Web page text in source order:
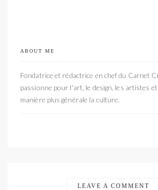
ABOUT ME
Fondatrice et rédactrice en chef du Carnet
passionne pour l'art, le design, les artistes
manière plus générale la culture.
LEAVE A COMMENT